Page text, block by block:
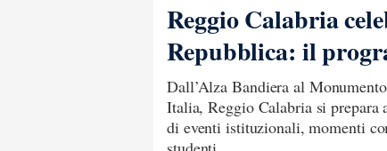
Reggio Calabria
Repubblica: il
Dall’Alza Bandiera al
Italia, Reggio Calabria si prepara
di eventi istituzionali, momenti